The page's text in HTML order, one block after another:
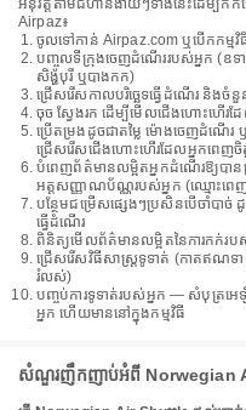
អនុវត្តតាមជំហានងាយៗទាំងនេះដើម្បីក
Airpaz៖
ចូលទៅកាន់ Airpaz.com ឬបើកកម្មវិ
បញ្ចូលទីក្រុងចេញដំណើររបស់អ្នក (
សិង្ហបុរី ឬបាងកក)
ជ្រើសរើសកាលបរិច្ឆេទធ្វើដំណើរ និងចំ
ចុច ស្វែងរក ដើម្បីមើលជើងហោះហើរដ
ប្រើតម្រងដូចជាតម្លៃ ម៉ោងចេញដំណើរ
ជ្រើសរើសជើងហោះហើរដែលអ្នកពេញចិត្
បំពេញព័ត៌មានលម្អិតអ្នកដំណើរឱ្យបា
អត្តសញ្ញាណប័ណ្ណរបស់អ្នក (ឈ្មោះពេ
បន្ថែមជម្រើសផ្សេងៗប្រសិនបើចាំបាច់ ដូ
ធ្វើដំណើរ
ពិនិត្យមើលព័ត៌មានលម្អិតនៃការកក់រប
ជ្រើសរើសវិធីសាស្រ្តទូទាត់ (កាតឥណទា
រំលស់)
បញ្ចប់ការទូទាត់របស់អ្នក — សំបុត្រអេ
អ្នក ហើយមាននៅក្នុងកម្មវិធី
សំណួរញឹកញាប់អំពី Norwegian